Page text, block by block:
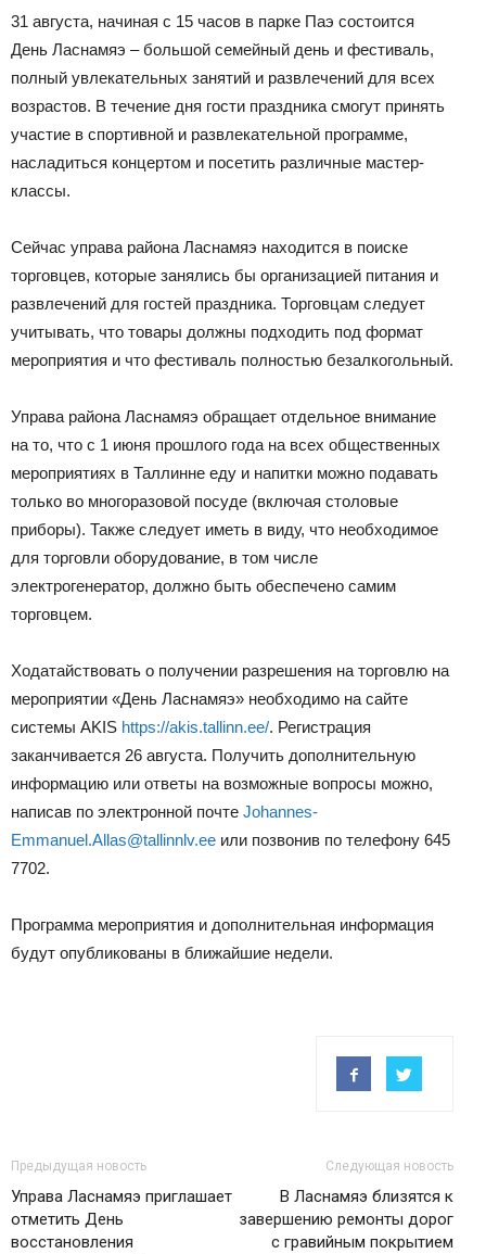
31 августа, начиная с 15 часов в парке Паэ состоится
День Ласнамяэ – большой семейный день и фестиваль,
полный увлекательных занятий и развлечений для всех
возрастов. В течение дня гости праздника смогут принять
участие в спортивной и развлекательной программе,
насладиться концертом и посетить различные мастер-
классы.
Сейчас управа района Ласнамяэ находится в поиске
торговцев, которые занялись бы организацией питания и
развлечений для гостей праздника. Торговцам следует
учитывать, что товары должны подходить под формат
мероприятия и что фестиваль полностью безалкогольный.
Управа района Ласнамяэ обращает отдельное внимание
на то, что с 1 июня прошлого года на всех общественных
мероприятиях в Таллинне еду и напитки можно подавать
только во многоразовой посуде (включая столовые
приборы). Также следует иметь в виду, что необходимое
для торговли оборудование, в том числе
электрогенератор, должно быть обеспечено самим
торговцем.
Ходатайствовать о получении разрешения на торговлю на
мероприятии «День Ласнамяэ» необходимо на сайте
системы AKIS https://akis.tallinn.ee/. Регистрация
заканчивается 26 августа. Получить дополнительную
информацию или ответы на возможные вопросы можно,
написав по электронной почте Johannes-
Emmanuel.Allas@tallinnlv.ee или позвонив по телефону 645
7702.
Программа мероприятия и дополнительная информация
будут опубликованы в ближайшие недели.
Предыдущая новость
Управа Ласнамяэ приглашает
отметить День
восстановления
Следующая новость
В Ласнамяэ близятся к
завершению ремонты дорог
с гравийным покрытием